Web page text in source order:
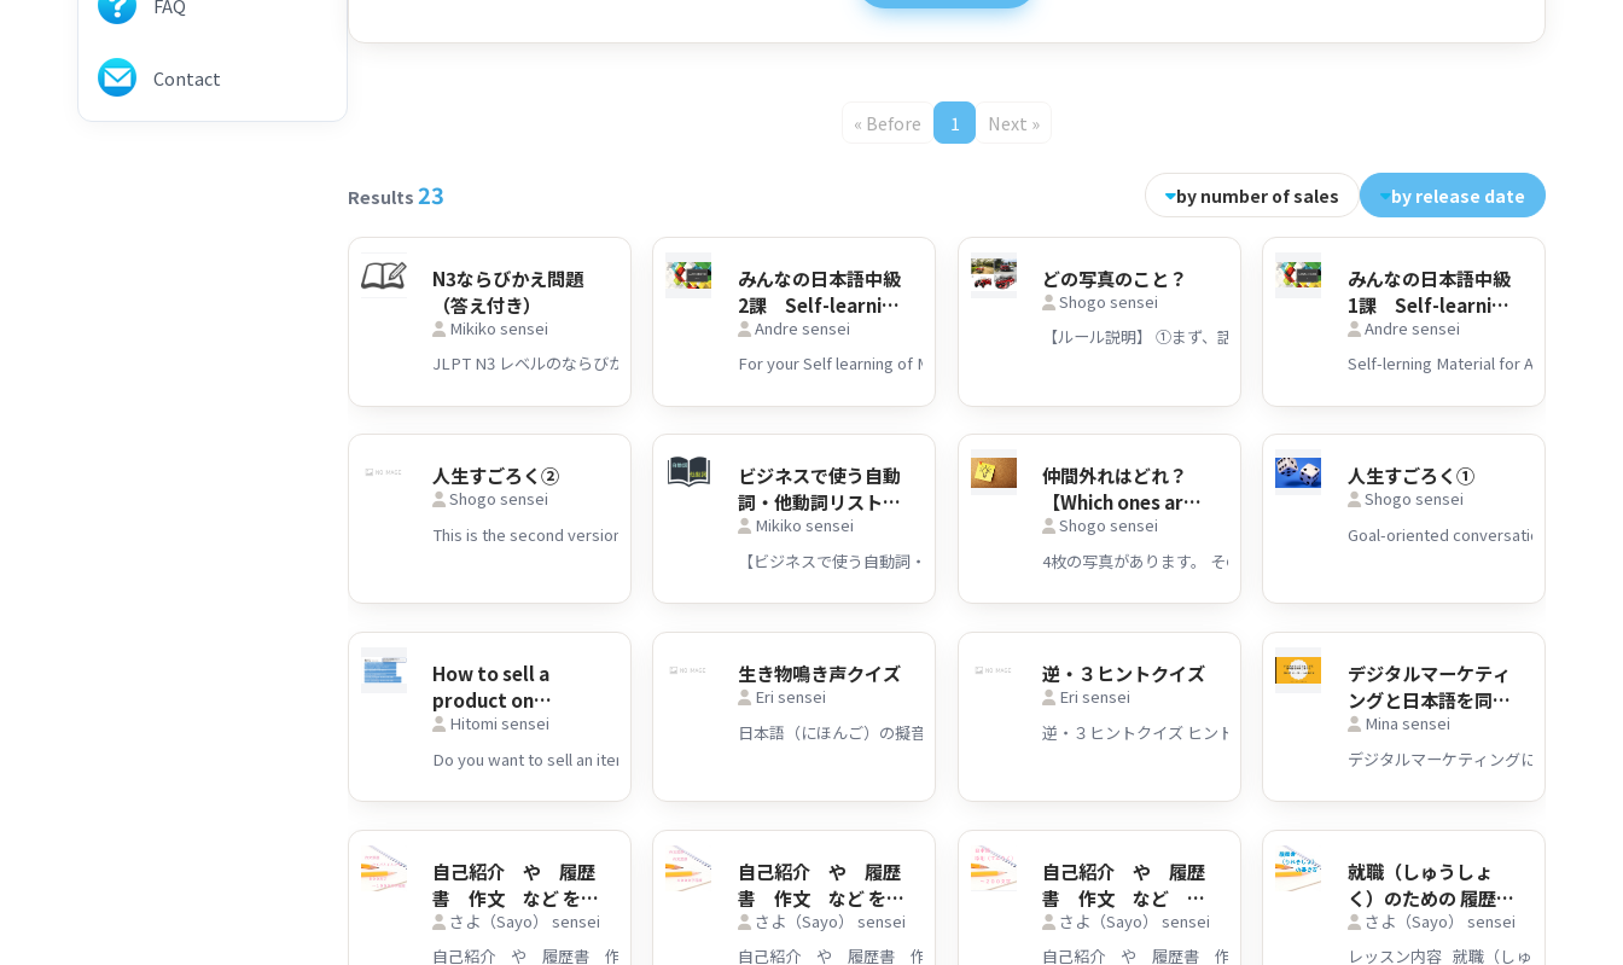
Contact
« Before 1 Next »
Results23 by number of sales by release date
N3ならびかえ問題
（答え付き）
Mikiko sensei
JLPT N3 レベルのならびかえ問題（答えつき） ならびかえのポイントと、問題、答えがあります。
みんなの日本語中級
2課 Self-learning
Material
Andre sensei
For your Self learning of Middle class of Minnano Nihongo. Plaese use this PDF as additional Trainig material.
どの写真のこと？
Shogo sensei
みんなの日本語中級
1課 Self-learning
Material
Andre sensei
人生すごろく②
Shogo sensei
ビジネスで使う自動
詞・他動詞リスト
39（問題/解答付
き）
Mikiko sensei
仲間外れはどれ？
【Which ones are
out of your
group?】
Shogo sensei
人生すごろく①
Shogo sensei
How to sell a
product on
Mercari. (メルカリ
で商品を売るに
Hitomi sensei
生き物鳴き声クイズ
Eri sensei
日本語（にほんご）の擬音語（ぎおんご）や擬態語（ぎたいご）に挑戦（ちょうせん）してみましょう！
逆・３ヒントクイズ
Eri sensei
デジタルマーケティ
ングと日本語を同時
に学ぶ（SEOキーワ
ードの選び方）
Mina sensei
自己紹介 や 履歴
書 作文 など を
日本語のネイティブ
スピーカーがチェッ
さよ（Sayo） sensei
自己紹介 や 履歴
書 作文 など を
日本語のネイティブ
スピーカーがチェッ
さよ（Sayo） sensei
自己紹介 や 履歴
書 作文 など を
日本語のネイティブ
スピーカーがチェッ
さよ（Sayo） sensei
就職（しゅうしょ
く）のための 履歴書
（りれきしょ）準備
（じゅんび）
さよ（Sayo） sensei